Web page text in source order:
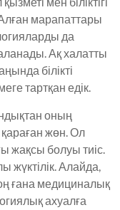
марапаттары
да
Ақ халатты
білікті
тартқан едік.
оның
жөн. Ол
жақсы болуы тиіс.
жүктілік. Алайда,
ғана медициналық
ахуалға